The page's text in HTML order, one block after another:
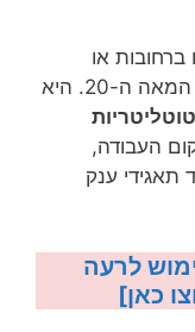
ברחובות או
למשטרה חשאית בסגנון הפשיזם של המאה ה-20. היא
טוטליטריות
העבודה,
תאגידי ענק
לרעה
כאן]